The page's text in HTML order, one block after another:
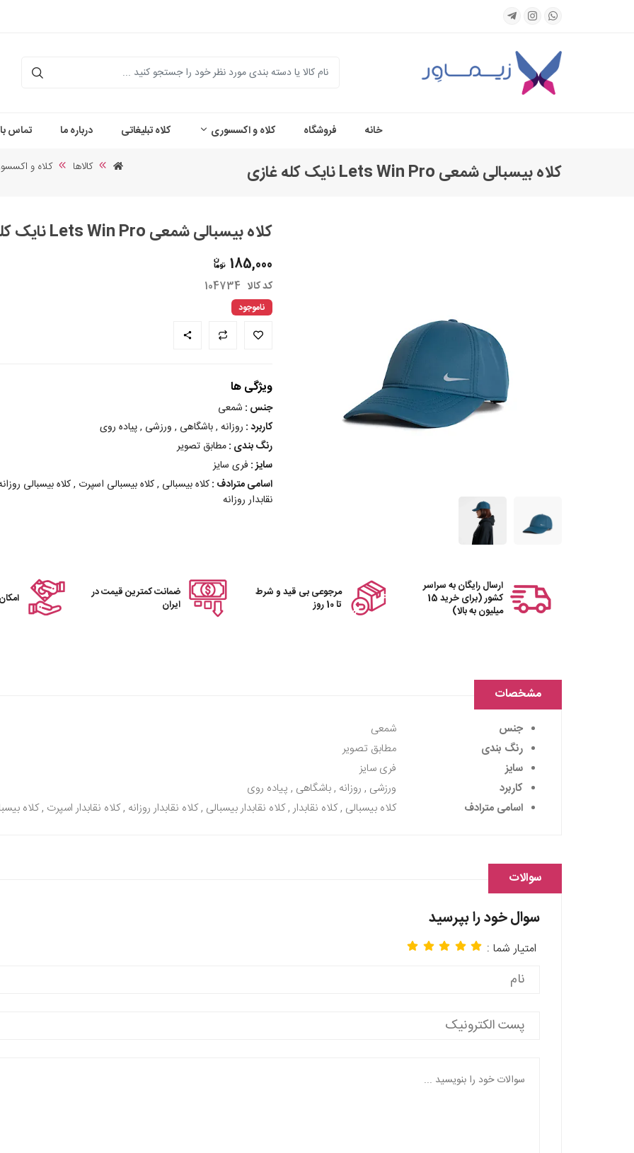
جستجو
خانه فروشگاه کلاه و اکسسوری کلاه تبلیغاتی درباره ما تماس
کلاه بیسبالی شمعی Lets Win Pro نایک کله غازی کالاها کلاه و
کلاه بیسبالی شمعی Lets Win Pro نایک کله غازی
185,000
کد کالا 104734
ناموجود
ویژگی ها
جنس : شمعی
کاربرد : روزانه , باشگاهی , ورزشی , پیاده روی
رنگ بندی :مطابق تصویر
سایز : فری سایز
اسامی مترادف :کلاه بیسبالی , کلاه بیسبالی اسپرت , کلاه بیسبالی
نقابدار روزانه
ارسال رایگان به سراسر
کشور (برای خرید 15
میلیون به بالا)
مرجوعی بی قید و شرط
تا 10 روز
ضمانت کمترین قیمت در
ایران
مشخصات
جنس
شمعی
رنگ بندی
مطابق تصویر
سایز
فری سایز
کاربرد
ورزشی , روزانه , باشگاهی , پیاده روی
اسامی مترادف
کلاه بیسبالی , کلاه نقابدار , کلاه نقابدار بیسبالی , کلاه نقابدار روزانه , کلاه نقابدار اسپرت , کلاه
سوالات
سوال خود را بپرسید
امتیار شما :